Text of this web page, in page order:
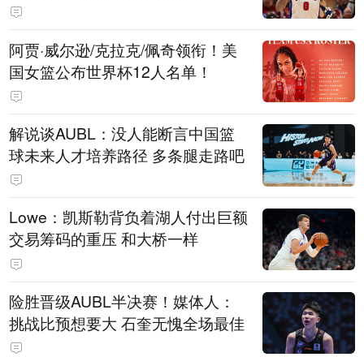
阿贾·威尔逊/克拉克/佩奇领衔！美
国女篮公布世界杯12人名单！
解说谈AUBL：没人能断言中国篮
球未来人才培养路径 多条腿走路吧
Lowe：凯斯勒背负着湖人付出巨额
交易筹码的重压 和大桥一样
险胜晋级AUBL半决赛！媒体人：
挑战比预想要大 石奎无愧全场最佳